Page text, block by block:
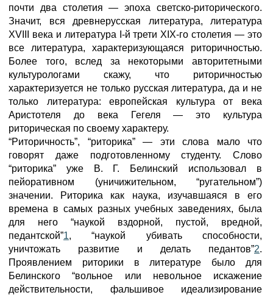
почти два столетия — эпоха светско-риторического.
Значит, вся древнерусская литература, литература
XVIII века и литература I-й трети XIX-го столетия — это
все литература, характеризующаяся риторичностью.
Более того, вслед за некоторыми авторитетными
культурологами скажу, что риторичностью
характеризуется не только русская литература, да и не
только литература: европейская культура от века
Аристотеля до века Гегеля — это культура
риторическая по своему характеру.
“Риторичность”, “риторика” — эти слова мало что
говорят даже подготовленному студенту. Слово
“риторика” уже В. Г. Белинский использовал в
пейоративном (уничижительном, “ругательном”)
значении. Риторика как наука, изучавшаяся в его
времена в самых разных учебных заведениях, была
для него “наукой вздорной, пустой, вредной,
педантской”1, “наукой убивать способности,
уничтожать развитие и делать педантов”2.
Проявлением риторики в литературе было для
Белинского “вольное или невольное искажение
действительности, фальшивое идеализирование